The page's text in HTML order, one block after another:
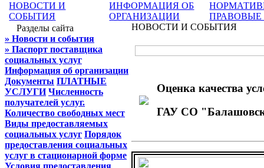
НОВОСТИ И
СОБЫТИЯ
ИНФОРМАЦИЯ ОБ
ОРГАНИЗАЦИИ
Разделы сайта
» Новости и события
» Паспорт поставщика
социальных услуг
Информация об организации
Документы ПЛАТНЫЕ
УСЛУГИ Численность
получателей услуг.
Количество свободных мест
Виды предоставляемых
социальных услуг Порядок
предоставления социальных
услуг в стационарной форме
Условия предоставления
НОВОСТИ И СОБЫТИЯ
Оценка качества
ГАУ СО